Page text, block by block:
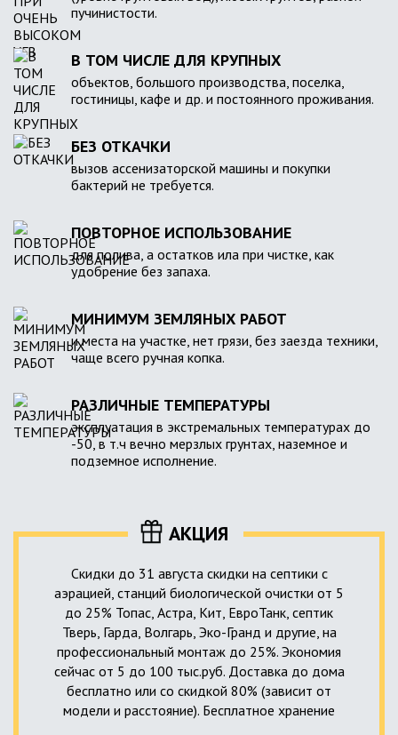
пучинистости.
В ТОМ ЧИСЛЕ ДЛЯ КРУПНЫХ
объектов, большого производства, поселка,
гостиницы, кафе и др. и постоянного проживания.
БЕЗ ОТКАЧКИ
вызов ассенизаторской машины и покупки
бактерий не требуется.
ПОВТОРНОЕ ИСПОЛЬЗОВАНИЕ
для полива, а остатков ила при чистке, как
удобрение без запаха.
МИНИМУМ ЗЕМЛЯНЫХ РАБОТ
и места на участке, нет грязи, без заезда техники,
чаще всего ручная копка.
РАЗЛИЧНЫЕ ТЕМПЕРАТУРЫ
эксплуатация в экстремальных температурах до
-50, в т.ч вечно мерзлых грунтах, наземное и
подземное исполнение.
АКЦИЯ
Скидки до 31 августа скидки на септики с
аэрацией, станций биологической очистки от 5
до 25% Топас, Астра, Кит, ЕвроТанк, септик
Тверь, Гарда, Волгарь, Эко-Гранд и другие, на
профессиональный монтаж до 25%. Экономия
сейчас от 5 до 100 тыс.руб. Доставка до дома
бесплатно или со скидкой 80% (зависит от
модели и расстояние). Бесплатное хранение